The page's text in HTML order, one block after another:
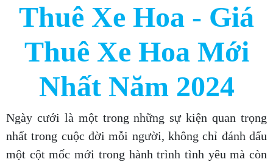
Thuê Xe Hoa - Giá
Thuê Xe Hoa Mới
Nhất Năm 2024
Ngày cưới là một trong những sự kiện quan trọng
nhất trong cuộc đời mỗi người, không chỉ đánh dấu
một cột mốc mới trong hành trình tình yêu mà còn